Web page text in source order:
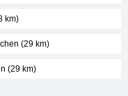
km)
(29 km)
(29 km)